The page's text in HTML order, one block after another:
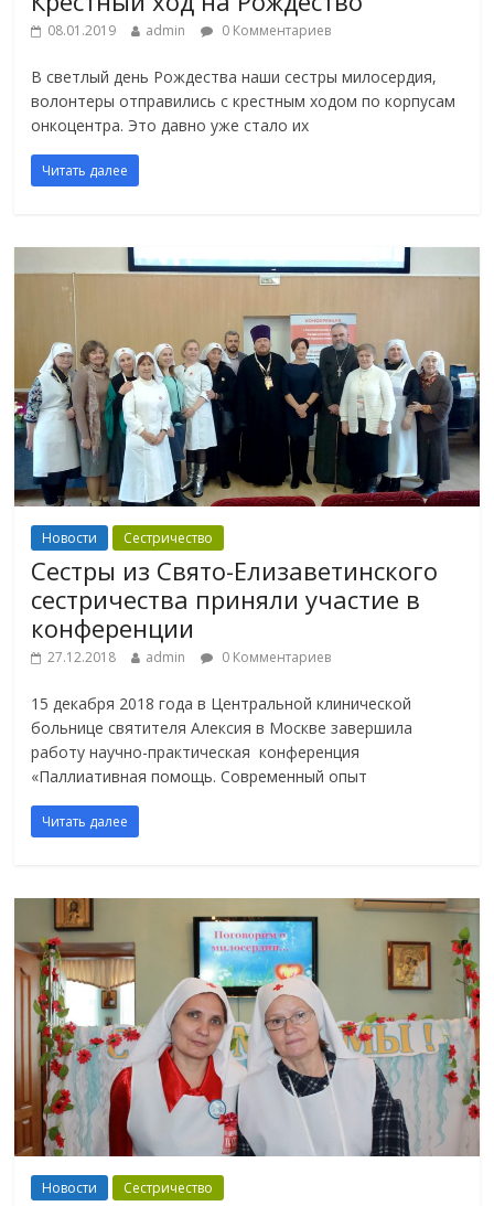
08.01.2019 admin 0 Комментариев
В светлый день Рождества наши сестры милосердия,
волонтеры отправились с крестным ходом по корпусам
онкоцентра. Это давно уже стало их
Читать далее
Новости Сестричество
Сестры из Свято-Елизаветинского
сестричества приняли участие в
конференции
27.12.2018 admin 0 Комментариев
15 декабря 2018 года в Центральной клинической
больнице святителя Алексия в Москве завершила
работу научно-практическая конференция
«Паллиативная помощь. Современный опыт
Читать далее
Новости Сестричество